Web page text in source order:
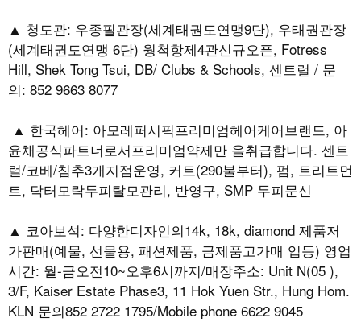
▲ 청도관: 우종필관장(세계태권도연맹9단), 우태권관장
(세계태권도연맹 6단) 웡척항제4관신규오픈, Fotress
Hill, Shek Tong Tsui, DB/ Clubs & Schools, 센트럴 / 문
의: 852 9663 8077
▲ 한국헤어: 아모레퍼시픽프리미엄헤어케어브랜드, 아
윤채공식파트너로서프리미엄약제만 을취급합니다. 센트
럴/코베/침추3개지점운영, 커트(290불부터), 펌, 트리트먼
트, 닥터모락두피탈모관리, 반영구, SMP 두피문신
▲ 코아보석: 다양한디자인의14k, 18k, diamond 제품저
가판매(예물, 선물용, 패션제품, 금제품고가매 입등) 영업
시간: 월-금오전10~오후6시까지/매장주소: Unit N(05 ),
3/F, Kaiser Estate Phase3, 11 Hok Yuen Str., Hung Hom.
KLN 문의852 2722 1795/Mobile phone 6622 9045